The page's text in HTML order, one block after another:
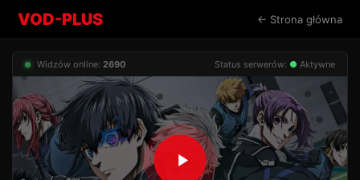
VOD-PLUS ← Strona główna
Widzów online: 2690 Status serwerów: ● Aktywne